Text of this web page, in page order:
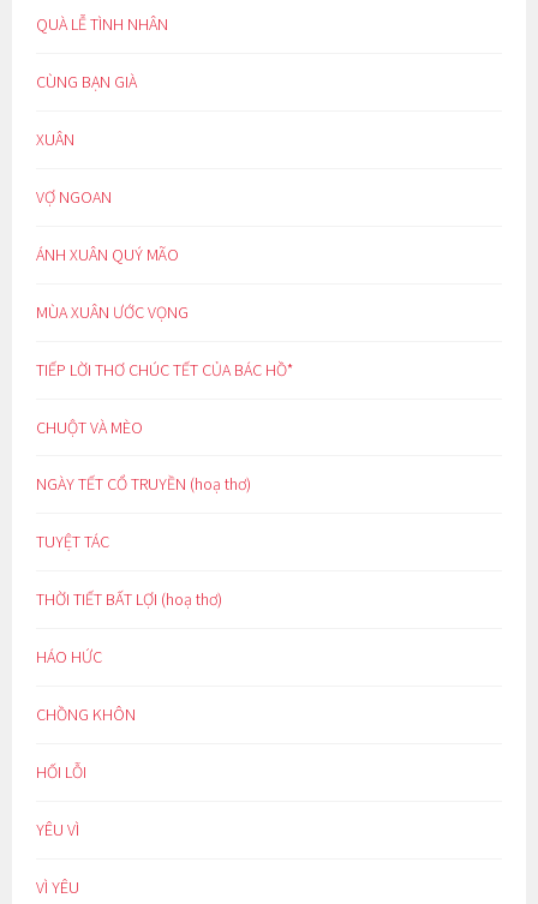
QUÀ LỄ TÌNH NHÂN
CÙNG BẠN GIÀ
XUÂN
VỢ NGOAN
ÁNH XUÂN QUÝ MÃO
MÙA XUÂN ƯỚC VỌNG
TIẾP LỜI THƠ CHÚC TẾT CỦA BÁC HỒ*
CHUỘT VÀ MÈO
NGÀY TẾT CỔ TRUYỀN (hoạ thơ)
TUYỆT TÁC
THỜI TIẾT BẤT LỢI (hoạ thơ)
HÁO HỨC
CHỒNG KHÔN
HỐI LỖI
YÊU VÌ
VÌ YÊU